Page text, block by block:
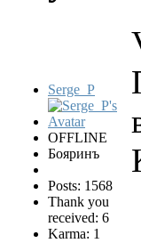
Serge_P
OFFLINE
Бояринъ
Posts: 1568
Thank you
received: 6
Karma: 1